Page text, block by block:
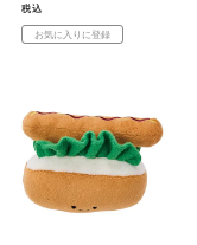
税込
お気に入りに登録